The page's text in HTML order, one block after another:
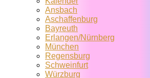
Ansbach
Aschaffenburg
Bayreuth
Erlangen/Nürnberg
München
Regensburg
Schweinfurt
Würzburg